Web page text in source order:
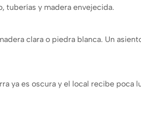
tuberías y madera envejecida.
clara o piedra blanca. Un
ya es oscura y el local recibe